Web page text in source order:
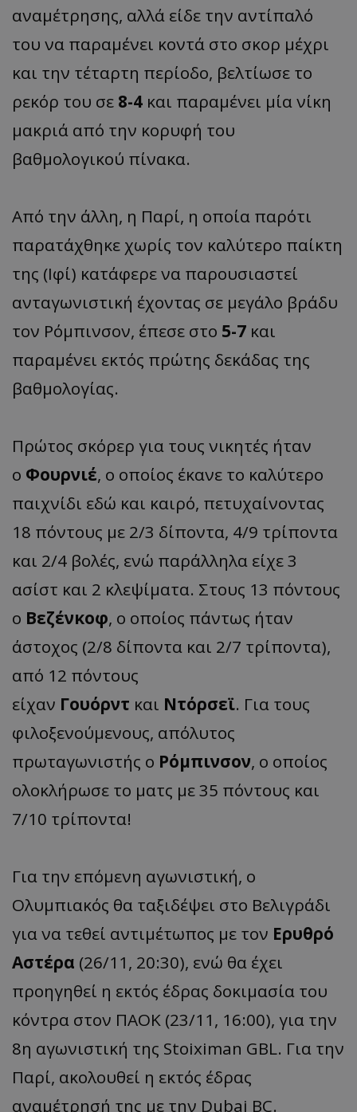
αναμέτρησης, αλλά είδε την αντίπαλό
του να παραμένει κοντά στο σκορ μέχρι
και την τέταρτη περίοδο, βελτίωσε το
ρεκόρ του σε 8-4 και παραμένει μία νίκη
μακριά από την κορυφή του
βαθμολογικού πίνακα.
Από την άλλη, η Παρί, η οποία παρότι
παρατάχθηκε χωρίς τον καλύτερο παίκτη
της (Ιφί) κατάφερε να παρουσιαστεί
ανταγωνιστική έχοντας σε μεγάλο βράδυ
τον Ρόμπινσον, έπεσε στο 5-7 και
παραμένει εκτός πρώτης δεκάδας της
βαθμολογίας.
Πρώτος σκόρερ για τους νικητές ήταν
ο Φουρνιέ, ο οποίος έκανε το καλύτερο
παιχνίδι εδώ και καιρό, πετυχαίνοντας
18 πόντους με 2/3 δίποντα, 4/9 τρίποντα
και 2/4 βολές, ενώ παράλληλα είχε 3
ασίστ και 2 κλεψίματα. Στους 13 πόντους
ο Βεζένκοφ, ο οποίος πάντως ήταν
άστοχος (2/8 δίποντα και 2/7 τρίποντα),
από 12 πόντους
είχαν Γουόρντ και Ντόρσεϊ. Για τους
φιλοξενούμενους, απόλυτος
πρωταγωνιστής ο Ρόμπινσον, ο οποίος
ολοκλήρωσε το ματς με 35 πόντους και
7/10 τρίποντα!
Για την επόμενη αγωνιστική, ο
Ολυμπιακός θα ταξιδέψει στο Βελιγράδι
για να τεθεί αντιμέτωπος με τον Ερυθρό
Αστέρα (26/11, 20:30), ενώ θα έχει
προηγηθεί η εκτός έδρας δοκιμασία του
κόντρα στον ΠΑΟΚ (23/11, 16:00), για την
8η αγωνιστική της Stoiximan GBL. Για την
Παρί, ακολουθεί η εκτός έδρας
αναμέτρησή της με την Dubai BC.